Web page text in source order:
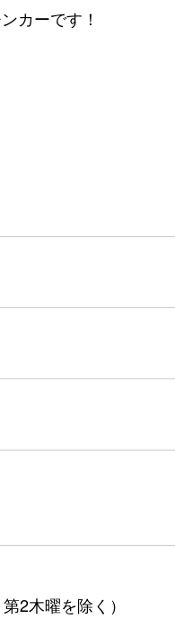
カーです！
2木曜を除く）